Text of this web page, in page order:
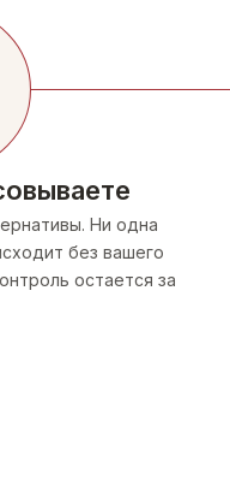
Ни одна
без вашего
остается за